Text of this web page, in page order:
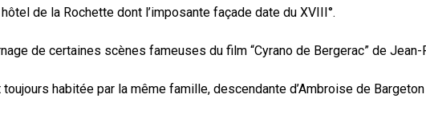
de la Rochette dont l’imposante façade date du XVIII°.
de certaines scènes fameuses du film “Cyrano de Bergerac” de
habitée par la même famille, descendante d’Ambroise de